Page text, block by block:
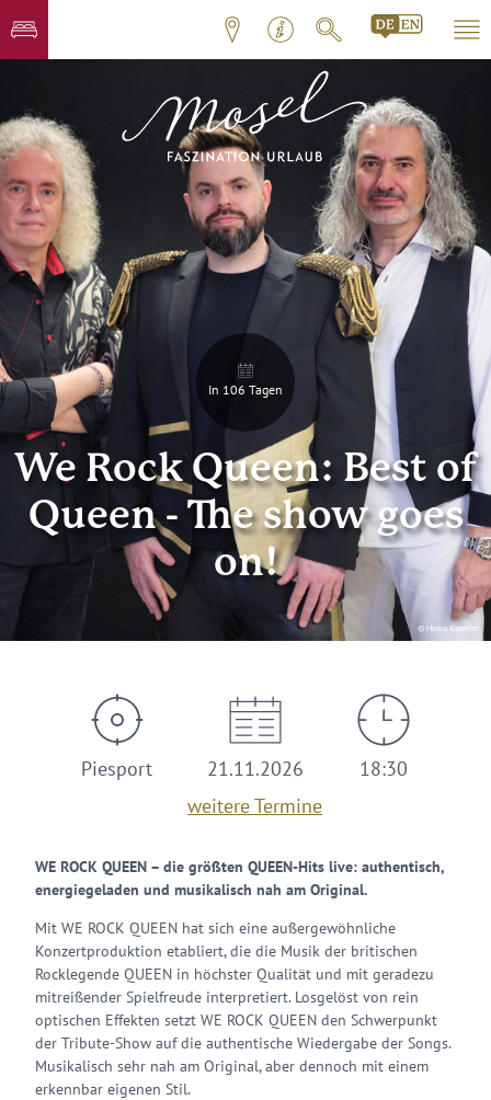
© Heiko Kapeller
In 106 Tagen
We Rock Queen: Best of
Queen - The show goes
on!
Piesport
21.11.2026
weitere Termine
18:30
WE ROCK QUEEN – die größten QUEEN-Hits live: authentisch,
energiegeladen und musikalisch nah am Original.
Mit WE ROCK QUEEN hat sich eine außergewöhnliche
Konzertproduktion etabliert, die die Musik der britischen
Rocklegende QUEEN in höchster Qualität und mit geradezu
mitreißender Spielfreude interpretiert. Losgelöst von rein
optischen Effekten setzt WE ROCK QUEEN den Schwerpunkt
der Tribute-Show auf die authentische Wiedergabe der Songs.
Musikalisch sehr nah am Original, aber dennoch mit einem
erkennbar eigenen Stil.